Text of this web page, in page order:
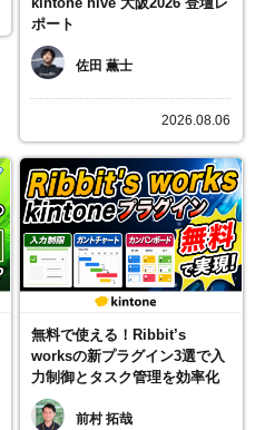
ポート
佐田 薫士
2026.08.06
無料で使える！Ribbit’s
worksの新プラグイン3選で入
力制御とタスク管理を効率化
前村 拓哉